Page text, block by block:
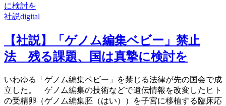
に検討を
社説digital
【社説】「ゲノム編集ベビー」禁止
法 残る課題、国は真摯に検討を
いわゆる「ゲノム編集ベビー」を禁じる法律が先の国会で成
立した。 ゲノム編集の技術などで遺伝情報を改変したヒト
の受精卵（ゲノム編集胚（はい））を子宮に移植する臨床応